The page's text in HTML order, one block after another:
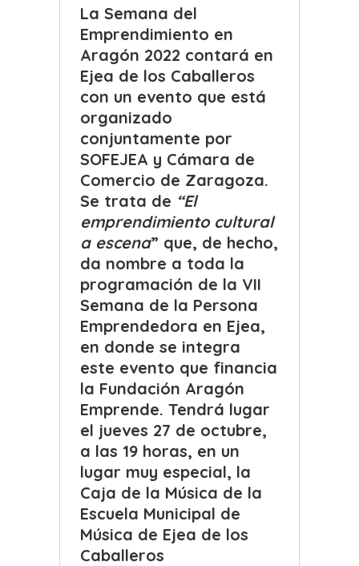
La Semana del
Emprendimiento en
Aragón 2022 contará en
Ejea de los Caballeros
con un evento que está
organizado
conjuntamente por
SOFEJEA y Cámara de
Comercio de Zaragoza.
Se trata de “El
emprendimiento cultural
a escena” que, de hecho,
da nombre a toda la
programación de la VII
Semana de la Persona
Emprendedora en Ejea,
en donde se integra
este evento que financia
la Fundación Aragón
Emprende. Tendrá lugar
el jueves 27 de octubre,
a las 19 horas, en un
lugar muy especial, la
Caja de la Música de la
Escuela Municipal de
Música de Ejea de los
Caballeros